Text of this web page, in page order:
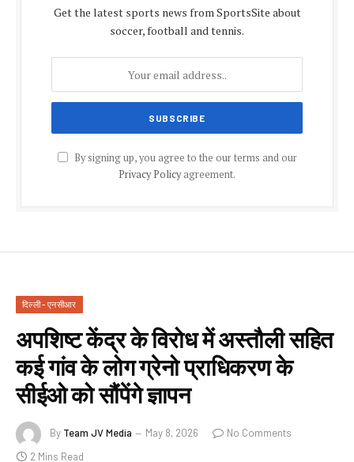
Get the latest sports news from SportsSite about
soccer, football and tennis.
By signing up, you agree to the our terms and our
Privacy Policyagreement.
दिल्ली - एनसीआर
अपशिष्ट केंद्र के विरोध में अस्तौली सहित
कई गांव के लोग ग्रेनो प्राधिकरण के
सीईओ को सौंपेंगे ज्ञापन
By Team JV Media May 8, 2026
No Comments
2 Mins Read